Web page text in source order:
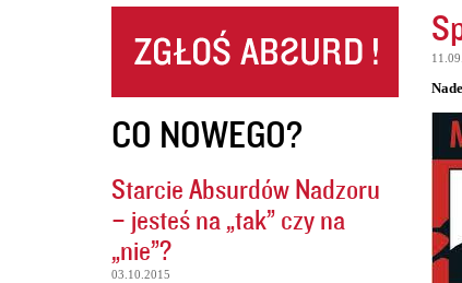
CO NOWEGO?
Starcie Absurdów Nadzoru
– jesteś na „tak” czy na
„nie”?
03.10.2015